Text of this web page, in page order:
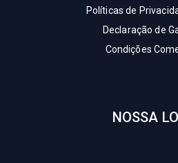
Políticas de
Declaração de
Condições
NOSSA